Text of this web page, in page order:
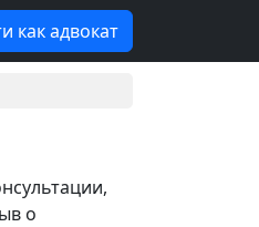
как адвокат
о